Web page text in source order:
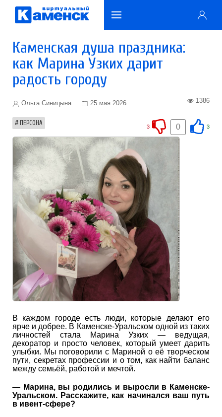
Каменская душа праздника:
как Марина Узких дарит
радость городу
Ольга Синицына 25 мая 2026 1386
ПЕРСОНА 3
0
3
В каждом городе есть люди, которые делают его
ярче и добрее. В Каменске-Уральском одной из таких
личностей стала Марина Узких — ведущая,
декоратор и просто человек, который умеет дарить
улыбки. Мы поговорили с Мариной о её творческом
пути, секретах профессии и о том, как найти баланс
между семьёй, работой и мечтой.
— Марина, вы родились и выросли в Каменске-
Уральском. Расскажите, как начинался ваш путь
в ивент-сфере?